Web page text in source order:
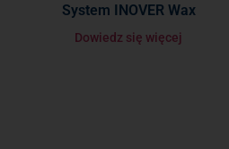
System INOVER Wax
Dowiedz się więcej